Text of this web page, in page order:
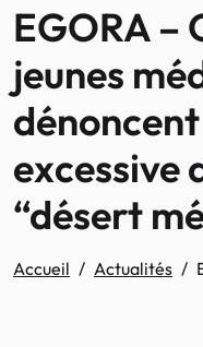
EGORA –
jeunes
excessive
“désert
Accueil Actualités